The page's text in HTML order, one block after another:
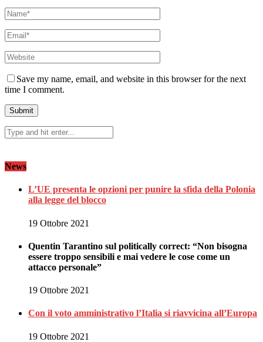
Save my name, email, and website in this browser for the next
time I comment.
News
L’UE presenta le opzioni per punire la sfida della Polonia
alla legge del blocco
19 Ottobre 2021
Quentin Tarantino sul politically correct: “Non bisogna
essere troppo sensibili e mai vedere le cose come un
attacco personale”
19 Ottobre 2021
Con il voto amministrativo l’Italia si riavvicina all’Europa
19 Ottobre 2021